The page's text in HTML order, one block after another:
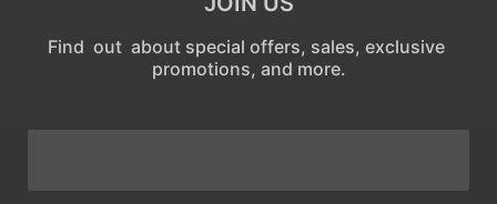
Find out about special offers, sales, exclusive
promotions, and more.